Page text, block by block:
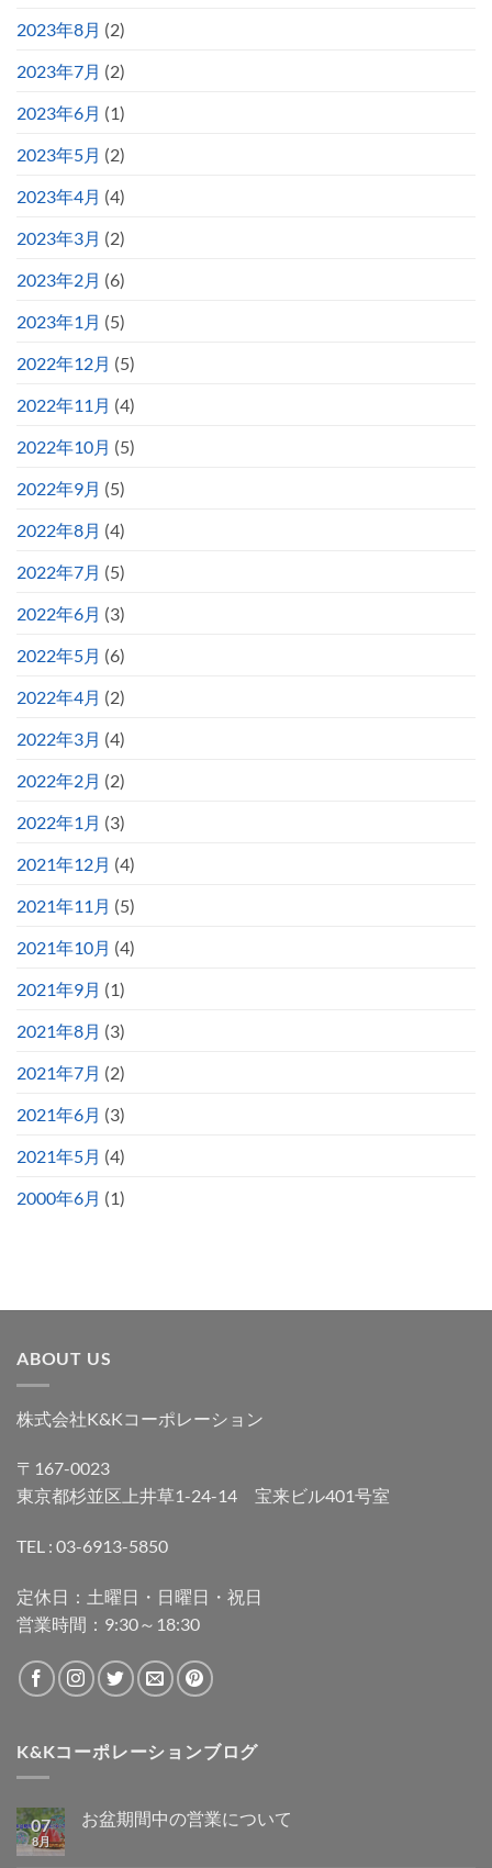
2023年8月 (2)
2023年7月 (2)
2023年6月 (1)
2023年5月 (2)
2023年4月 (4)
2023年3月 (2)
2023年2月 (6)
2023年1月 (5)
2022年12月 (5)
2022年11月 (4)
2022年10月 (5)
2022年9月 (5)
2022年8月 (4)
2022年7月 (5)
2022年6月 (3)
2022年5月 (6)
2022年4月 (2)
2022年3月 (4)
2022年2月 (2)
2022年1月 (3)
2021年12月 (4)
2021年11月 (5)
2021年10月 (4)
2021年9月 (1)
2021年8月 (3)
2021年7月 (2)
2021年6月 (3)
2021年5月 (4)
2000年6月 (1)
ABOUT US
株式会社K&Kコーポレーション
〒167-0023
東京都杉並区上井草1-24-14 宝来ビル401号室
TEL : 03-6913-5850
定休日：土曜日・日曜日・祝日
営業時間：9:30～18:30
K&Kコーポレーションブログ
07
8月
お盆期間中の営業について